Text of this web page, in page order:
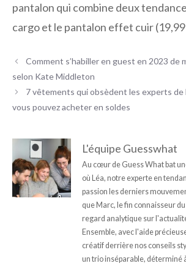
pantalon qui combine deux
cargo et le pantalon effet cuir
Comment s’habiller en guest en 2023 de
selon Kate Middleton
7 vêtements qui obsèdent les experts de
vous pouvez acheter en soldes
L'équipe Guesswhat
Au cœur de Guess What bat
où Léa, notre experte en
passion les derniers
que Marc, le fin connaisseur
regard analytique sur
Ensemble, avec l'aide
créatif derrière nos conseils
un trio inséparable, déterminé